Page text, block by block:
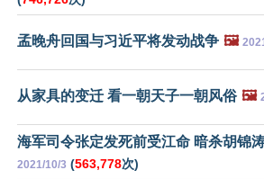
孟晚舟回国与习近平将发动战争 🖼️
从家具的变迁 看一朝天子一朝风俗 🖼️
海军司令张定发死前受江命 暗杀胡锦
2021/10/3 (563,778次)